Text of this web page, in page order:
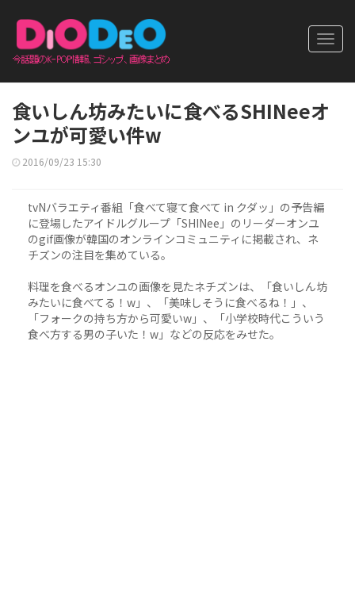
食いしん坊みたいに食べるSHINeeオ
ンユが可愛い件w
2016/09/23 15:30
tvNバラエティ番組「食べて寝て食べて in クダッ」の予告編
に登場したアイドルグループ「SHINee」のリーダーオンユ
のgif画像が韓国のオンラインコミュニティに掲載され、ネ
チズンの注目を集めている。
料理を食べるオンユの画像を見たネチズンは、「食いしん坊
みたいに食べてる！w」、「美味しそうに食べるね！」、
「フォークの持ち方から可愛いw」、「小学校時代こういう
食べ方する男の子いた！w」などの反応をみせた。